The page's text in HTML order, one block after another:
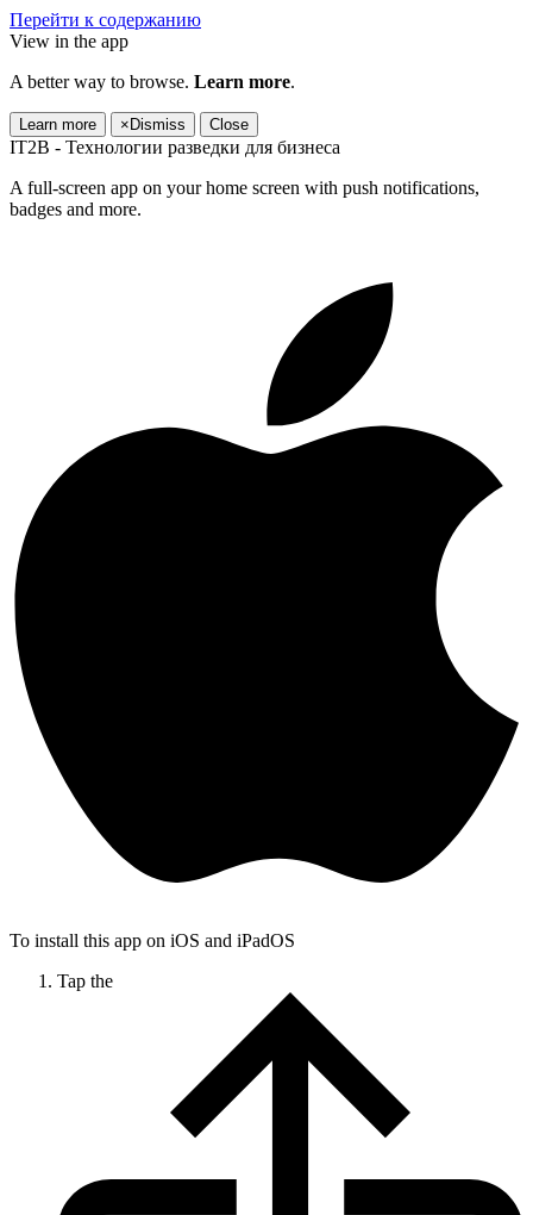
Перейти к содержанию
View in the app
A better way to browse. Learn more.
Learn more × Dismiss Close
IT2B - Технологии разведки для бизнеса
A full-screen app on your home screen with push notifications,
badges and more.
To install this app on iOS and iPadOS
Tap the